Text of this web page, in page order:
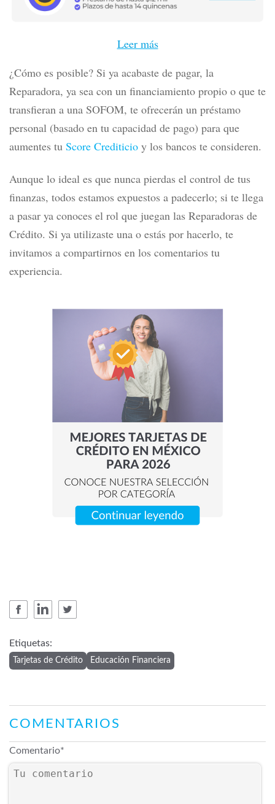
Leer más
¿Cómo es posible? Si ya acabaste de pagar, la
Reparadora, ya sea con un financiamiento propio o que te
transfieran a una SOFOM, te ofrecerán un préstamo
personal (basado en tu capacidad de pago) para que
aumentes tu Score Crediticio y los bancos te consideren.
Aunque lo ideal es que nunca pierdas el control de tus
finanzas, todos estamos expuestos a padecerlo; si te llega
a pasar ya conoces el rol que juegan las Reparadoras de
Crédito. Si ya utilizaste una o estás por hacerlo, te
invitamos a compartirnos en los comentarios tu
experiencia.
Etiquetas:
Tarjetas de Crédito Educación Financiera
COMENTARIOS
Comentario*